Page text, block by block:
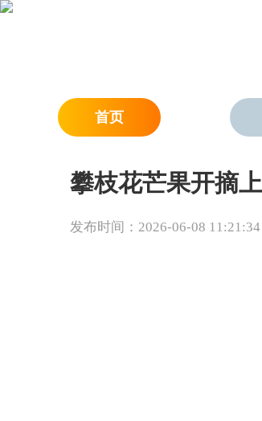
首页
攀枝花芒果开摘
发布时间：2026-06-08 11:21:34